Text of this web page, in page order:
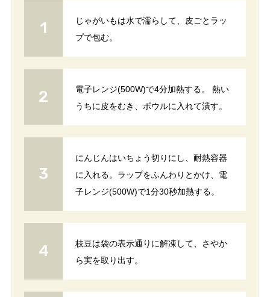
じゃがいもは水で濡らして、皮ごとラッ
プで包む。
電子レンジ(500W)で4分加熱する。 熱い
うちに皮をむき、ボウルに入れて潰す。
にんじんはいちょう切りにし、耐熱容器
に入れる。ラップをふんわりとかけ、電
子レンジ(500W)で1分30秒加熱する。
枝豆は袋の表示通りに解凍して、さやか
ら実を取り出す。